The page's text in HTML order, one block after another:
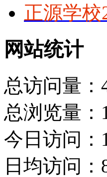
正源学校
网站统计
总访问量：
总浏览量：
今日访问：
日均访问：